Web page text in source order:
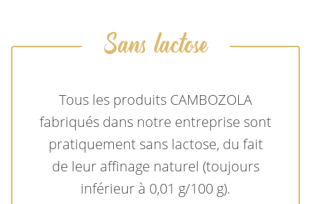
Sans lactose
Tous les produits CAMBOZOLA
fabriqués dans notre entreprise sont
pratiquement sans lactose, du fait
de leur affinage naturel (toujours
inférieur à 0,01 g/100 g).